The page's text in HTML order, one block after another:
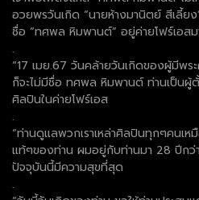
อวยพรวันเกิด “นายห้างมานิตย์ สีเลี้ย
ชื่อ “ทศพล หิมพานต์” อยู่ค่ายโฟร์เอส
.
“17 เมย.67 วันคล้ายวันเกิดของผู้มีพ
ก็จะไม่มีชื่อ ทศพล หิมพานต์ ท่านเป็นผู้ตั้
ศิลปินในค่ายโฟร์เอส
.
“ท่านดูแลพวกเราเหล่าศิลปินทุกๆคนเ
แท้ๆของท่าน ผมอยู่กับท่านมา 28 ปีก
ปัจจุบันนี้มีความสุขที่สุด
.